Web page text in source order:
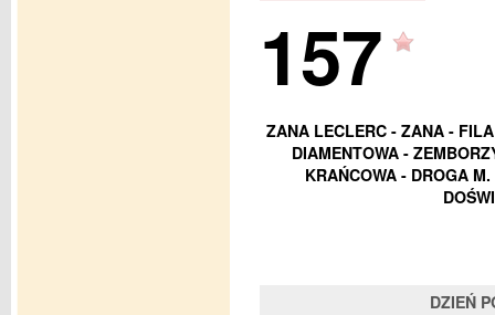
157
ZANA LECLERC - ZANA -
DIAMENTOWA -
KRAŃCOWA - DROGA
DZIEŃ